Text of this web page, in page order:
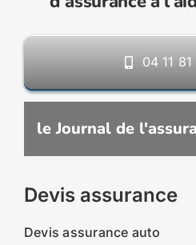
04 11
le Journal de
une assurance
Devis assurance
Devis assurance auto